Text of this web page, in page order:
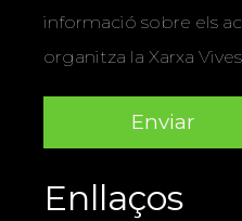
informació sobre els
organitza la Xarxa
Enllaços